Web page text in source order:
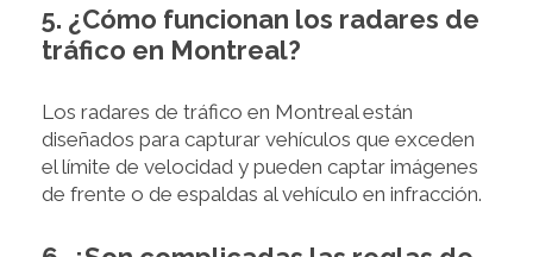
5. ¿Cómo funcionan los radares de
tráfico en Montreal?
Los radares de tráfico en Montreal están
diseñados para capturar vehículos que exceden
el límite de velocidad y pueden captar imágenes
de frente o de espaldas al vehículo en infracción.